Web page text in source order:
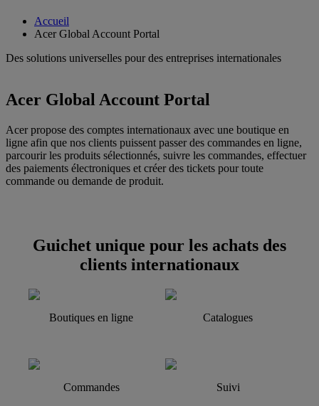
Accueil
Acer Global Account Portal
Des solutions universelles pour des entreprises internationales
Acer Global Account Portal
Acer propose des comptes internationaux avec une boutique en
ligne afin que nos clients puissent passer des commandes en ligne,
parcourir les produits sélectionnés, suivre les commandes, effectuer
des paiements électroniques et créer des tickets pour toute
commande ou demande de produit.
Guichet unique pour les achats des
clients internationaux
Boutiques en ligne Catalogues
Commandes Suivi